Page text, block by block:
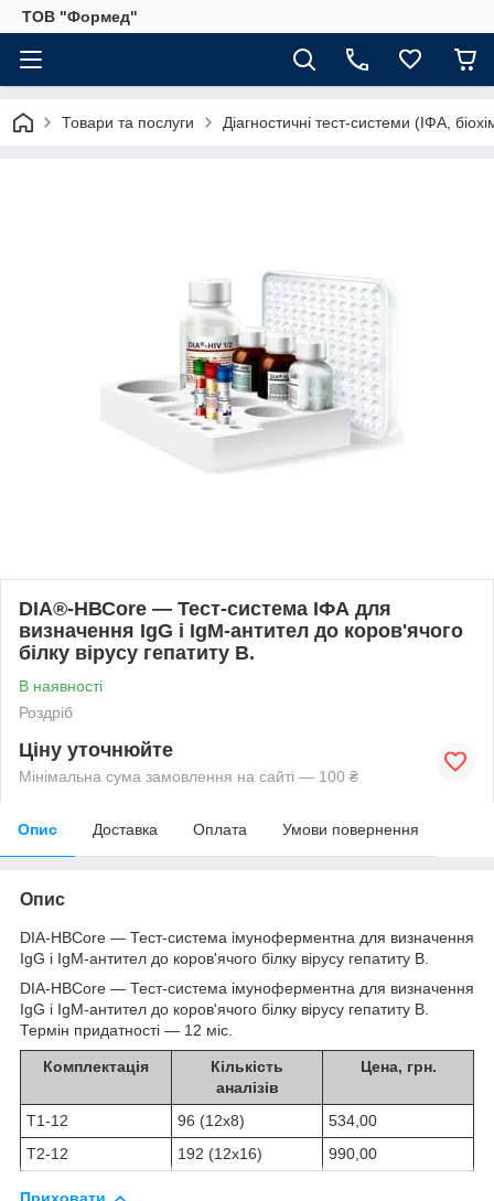
ТОВ "Формед"
Товари та послуги Діагностичні тест-системи (ІФА,
DІА®-НВСore — Тест-система ІФА для
визначення ІgG і IgM-антител до коров'ячого
білку вірусу гепатиту В.
В наявності
Роздріб
Ціну уточнюйте
Мінімальна сума замовлення на сайті — 100 ₴
Опис Доставка Оплата Умови повернення
Опис
DІА-НВСore — Тест-система імуноферментна для визначення
ІgG і IgM-антител до коров'ячого білку вірусу гепатиту В.
DІА-НВСore — Тест-система імуноферментна для визначення
ІgG і IgM-антител до коров'ячого білку вірусу гепатиту В.
Термін придатності — 12 міс.
Комплектація
Кількість
аналізів
Цена, грн.
Т1-12 96 (12х8)
534,00
Т2-12
192 (12х16) 990,00
Приховати